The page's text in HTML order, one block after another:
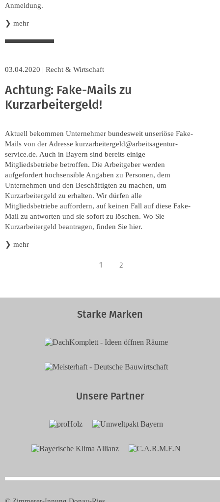
Anmeldung.
❯ mehr
03.04.2020 | Recht & Wirtschaft
Achtung: Fake-Mails zu
Kurzarbeitergeld!
Aktuell bekommen Unternehmer bundesweit unseriöse Fake-
Mails von der Adresse kurzarbeitergeld@arbeitsagentur-
service.de. Auch in Bayern sind bereits einige
Mitgliedsbetriebe betroffen. Die Arbeitgeber werden
aufgefordert hochsensible Angaben zu Personen, dem
Unternehmen und den Beschäftigten zu machen, um
Kurzarbeitergeld zu erhalten. Wir dürfen alle
Mitgliedsbetriebe auffordern, auf keinen Fall auf diese Fake-
Mail zu antworten und sie sofort zu löschen. Wo Sie
Kurzarbeitergeld beantragen, finden Sie hier.
❯ mehr
1 2
Starke Marken
Unsere Partner